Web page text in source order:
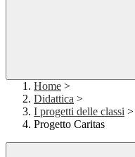
Home >
Didattica >
I progetti delle classi >
Progetto Caritas